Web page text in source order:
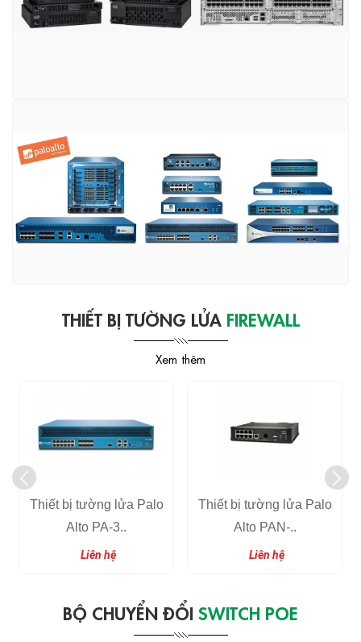
THIẾT BỊ TƯỜNG LỬA FIREWALL
Xem thêm
Thiết bị tường lửa Palo
Alto PA-3..
Liên hệ
Thiết bị tường lửa Palo
Alto PAN-..
Liên hệ
BỘ CHUYỂN ĐỔI SWITCH POE